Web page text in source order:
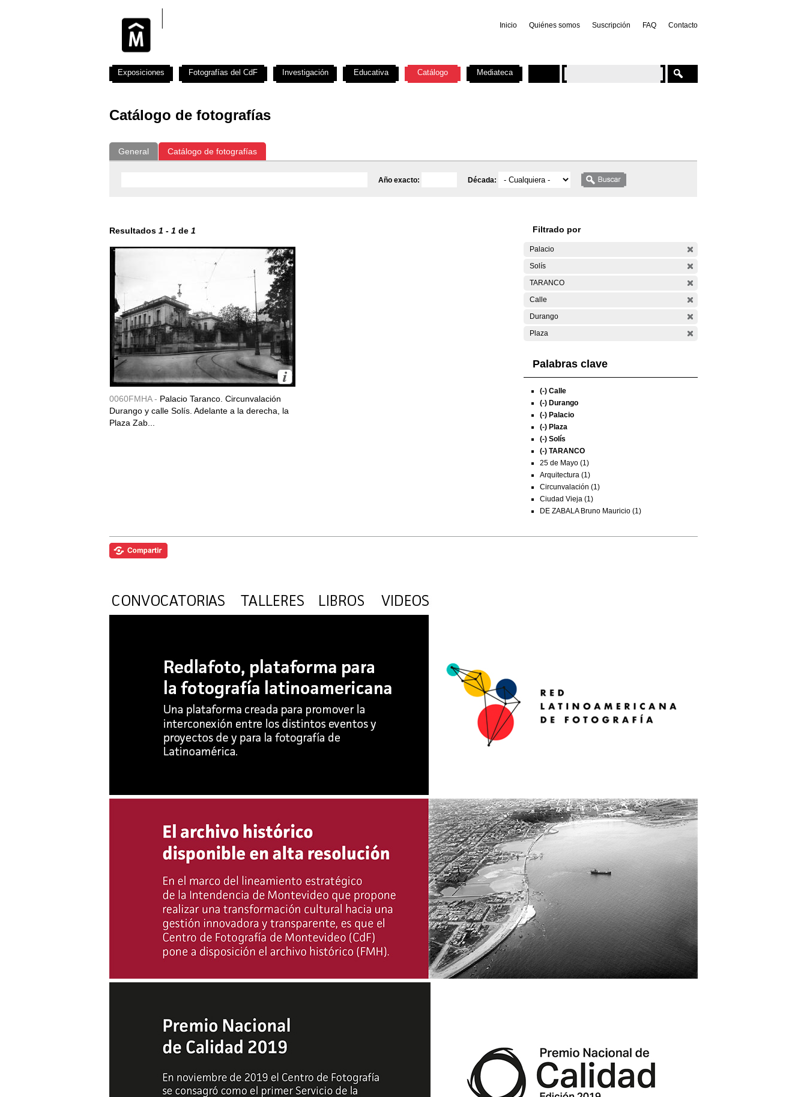
Inicio Quiénes somos Suscripción FAQ Contacto
Catálogo de fotografías
General Catálogo de fotografías
Año exacto: Década:
Resultados 1 - 1 de 1
0060FMHA - Palacio Taranco. Circunvalación
Durango y calle Solís. Adelante a la derecha, la
Plaza Zab...
Filtrado por
Palacio
Solís
TARANCO
Calle
Durango
Plaza
Palabras clave
(-) Calle
(-) Durango
(-) Palacio
(-) Plaza
(-) Solís
(-) TARANCO
25 de Mayo (1)
Arquitectura (1)
Circunvalación (1)
Ciudad Vieja (1)
DE ZABALA Bruno Mauricio (1)
Exposiciones Fotografías del CdF Investigación Educativa Catálogo Mediateca